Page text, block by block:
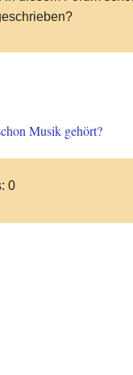
Musik gehört?
0